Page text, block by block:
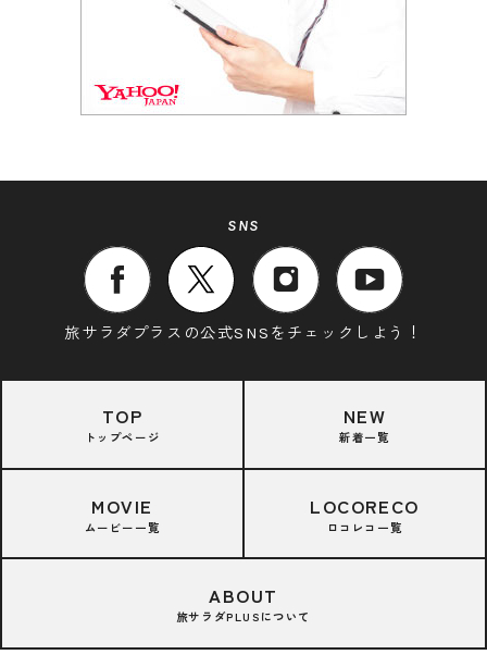
SNS
旅サラダプラスの公式SNSをチェックしよう！
TOP
トップページ
NEW
新着一覧
MOVIE
ムービー一覧
LOCORECO
ロコレコ一覧
ABOUT
旅サラダPLUSについて